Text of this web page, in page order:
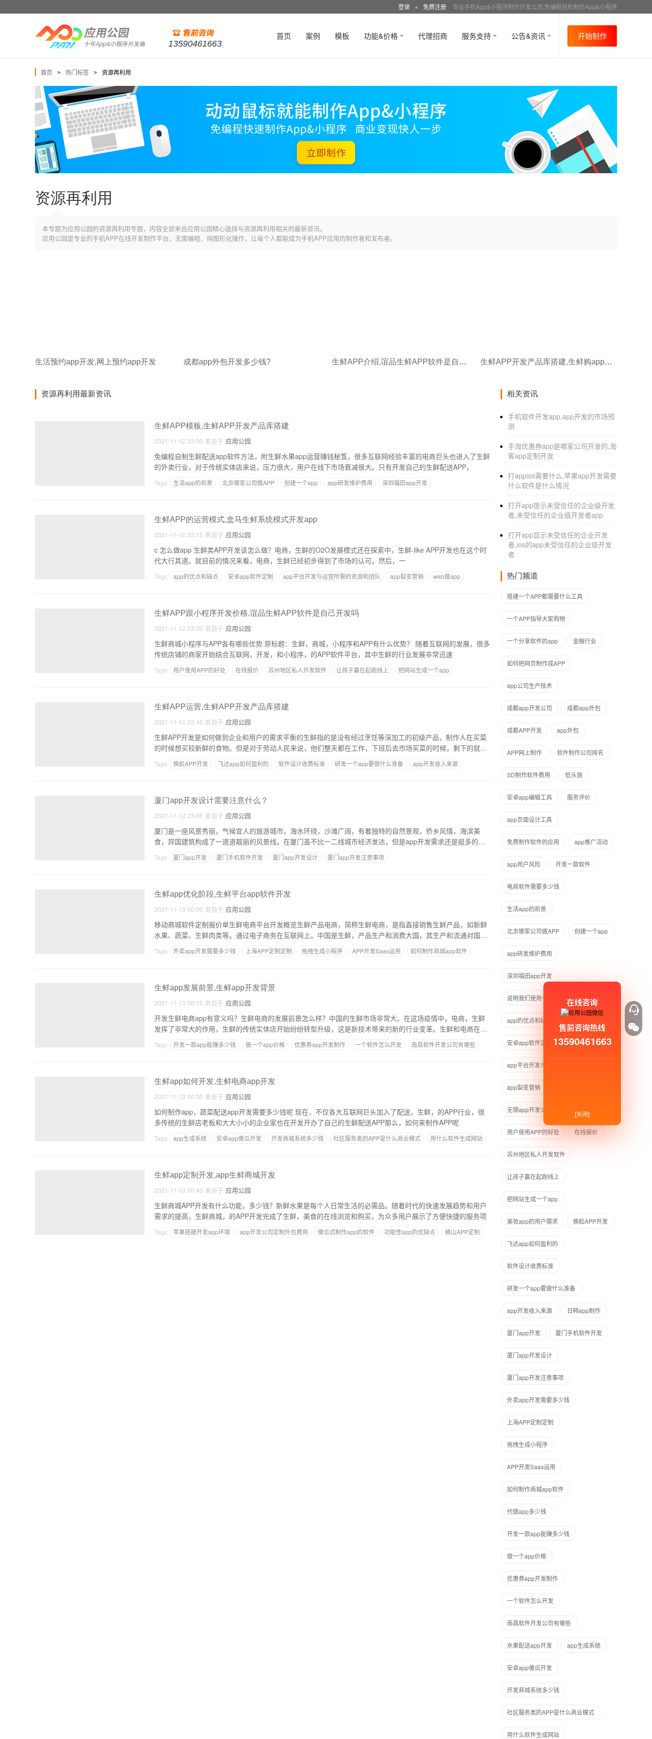
登录 ● 免费注册 专业手机App&小程序制作开发公司,免编程轻松制作App&小程序
13590461663
首页 案例 模板 功能&价格 代理招商 服务支持 公告&资讯 开始制作
首页 > 热门标签 > 资源再利用
资源再利用
本专题为应用公园的资源再利用专题，内容全部来自应用公园精心选择与资源再利用相关的最新资讯。
应用公园是专业的手机APP在线开发制作平台，无需编程，纯图形化操作，让每个人都能成为手机APP应用的制作者和发布者。
生活预约app开发,网上预约app开发 成都app外包开发多少钱? 生鲜APP介绍,谊品生鲜APP软件是自己开发吗 生鲜APP开发产品库搭建,生鲜购app开发商
资源再利用最新资讯
生鲜APP模板,生鲜APP开发产品库搭建
2021-11-12 23:00 来自于 应用公园
免编程自制生鲜配送app软件方法，附生鲜水果app运营赚钱秘笈，很多互联网经验丰富的电商巨头也进入了生鲜
的外卖行业，对于传统实体店来说，压力很大，用户在线下市场衰减很大。只有开发自己的生鲜配送APP，
Tags: 生活app的前景 北京哪家公司做APP 创建一个app app研发维护费用
深圳福田app开发
生鲜APP的运营模式,盒马生鲜系统模式开发app
2021-11-12 23:15 来自于 应用公园
c 怎么做app 生鲜类APP开发该怎么做？电商，生鲜的O2O发展模式还在探索中，生鲜-like APP开发也在这个时
代大行其道。就目前的情况来看，电商，生鲜已经初步得到了市场的认可。然后，一
Tags: app的优点和缺点 安卓app软件定制 app平台开发与运营所需的资源和团队 app裂变营销
web做app
生鲜APP跟小程序开发价格,谊品生鲜APP软件是自己开发吗
2021-11-12 23:30 来自于 应用公园
生鲜商城小程序与APP各有哪些优势 原标题：生鲜，商城，小程序和APP有什么优势？ 随着互联网的发展，很多
传统店铺的商家开始结合互联网，开发，和小程序，的APP软件平台，其中生鲜的行业发展非常迅速
Tags: 用户使用APP的好处 在线报价 苏州地区私人开发软件 让孩子赢在起跑线上
把网站生成一个app
生鲜APP运营,生鲜APP开发产品库搭建
2021-11-12 23:45 来自于 应用公园
生鲜APP开发是如何做到企业和用户的需求平衡的生鲜指的是没有经过烹饪等深加工的初级产品，制作人在买菜
的时候想买较新鲜的食物。但是对于劳动人民来说，他们整天都在工作，下班后去市场买菜的时候，剩下的就不
Tags: 换脸APP开发 飞达app如何盈利的 软件设计收费标准 研发一个app要做什么准备
app开发收入来源
厦门app开发设计需要注意什么？
2021-11-12 23:05 来自于 应用公园
厦门是一座风景秀丽，气候宜人的旅游城市，海水环绕，沙滩广阔，有着独特的自然景观，侨乡风情，海滨美
食，异国建筑构成了一道道靓丽的风景线。在厦门虽不比一二线城市经济发达，但是app开发需求还是挺多的，
Tags: 厦门app开发 厦门手机软件开发 厦门app开发设计 厦门app开发注意事项
生鲜app优化阶段,生鲜平台app软件开发
2021-11-13 00:00 来自于 应用公园
移动商城软件定制报价单生鲜电商平台开发概览生鲜产品电商，简称生鲜电商，是指直接销售生鲜产品，如新鲜
水果、蔬菜、生鲜肉类等。通过电子商务在互联网上。中国是生鲜，产品生产和消费大国，其生产和流通对国计
Tags: 外卖app开发需要多少钱 上海APP定制定制 拖拽生成小程序 APP开发Saas运用
如何制作商城app软件
生鲜app发展前景,生鲜app开发背景
2021-11-13 00:15 来自于 应用公园
开发生鲜电商app有意义吗？生鲜电商的发展前景怎么样？中国的生鲜市场非常大。在这场疫情中，电商，生鲜
发挥了非常大的作用，生鲜的传统实体店开始纷纷转型升级，这是新技术带来的新的行业变革。生鲜和电商在中
Tags: 开发一款app能赚多少钱 做一个app价格 优惠券app开发制作 一个软件怎么开发
南昌软件开发公司有哪些
生鲜app如何开发,生鲜电商app开发
2021-11-13 00:30 来自于 应用公园
如何制作app，蔬菜配送app开发需要多少钱呢 现在，不仅各大互联网巨头加入了配送，生鲜，的APP行业，很
多传统的生鲜店老板和大大小小的企业家也在开发开办了自己的生鲜配送APP那么，如何来制作APP呢
Tags: app生成系统 安卓app傻瓜开发 开发商城系统多少钱 社区服务类的APP是什么商业模式
用什么软件生成网站
生鲜app定制开发,app生鲜商城开发
2021-11-13 00:45 来自于 应用公园
生鲜商城APP开发有什么功能，多少钱？新鲜水果是每个人日常生活的必需品。随着时代的快速发展趋势和用户
需求的提高，生鲜商城，的APP开发完成了生鲜，美食的在线浏览和购买，为众多用户展示了方便快捷的服务项
Tags: 苹果搭建开发app环境 app开发公司定制外包费用 傻瓜式制作app的软件 功能性app的优缺点
佛山APP定制
相关资讯
手机软件开发app,app开发的市场预
测
手淘优惠券app是哪家公司开发的,淘
客app定制开发
打appios需要什么,苹果app开发需要
什么软件是什么情况
打开app提示未受信任的企业级开发
者,未受信任的企业级开发者app
打开app显示未受信任的企业开发
者,ios的app未受信任的企业级开发
者
热门频道
搭建一个APP都需要什么工具
一个APP指导大家购物
一个分享软件的app 金融行业
如何把网页制作成APP
app公司生产技术
成都app开发公司 成都app外包
成都APP开发 app外包
APP网上制作 软件制作公司排名
SD制作软件费用 低头族
安卓app编辑工具 服务评价
app页面设计工具
免费制作软件的应用 app推广活动
app用户风险 开发一款软件
电商软件需要多少钱
生活app的前景
北京哪家公司做APP 创建一个app
app研发维护费用
深圳福田app开发
说明我们使用一个app的优缺点可复制
app的优点和缺点
安卓app软件定制
app平台开发与运营所需的资源和团队
app裂变营销
无锡app开发公司排名
用户使用APP的好处 在线报价
苏州地区私人开发软件
让孩子赢在起跑线上
把网站生成一个app
美妆app的用户需求 换脸APP开发
飞达app如何盈利的
软件设计收费标准
研发一个app要做什么准备
app开发收入来源 日韩app制作
厦门app开发 厦门手机软件开发
厦门app开发设计
厦门app开发注意事项
外卖app开发需要多少钱
上海APP定制定制
拖拽生成小程序
APP开发Saas运用
如何制作商城app软件
代做app多少钱
开发一款app能赚多少钱
做一个app价格
优惠券app开发制作
一个软件怎么开发
南昌软件开发公司有哪些
水果配送app开发 app生成系统
安卓app傻瓜开发
开发商城系统多少钱
社区服务类的APP是什么商业模式
用什么软件生成网站
在线咨询
售前咨询热线
13590461663
[关闭]